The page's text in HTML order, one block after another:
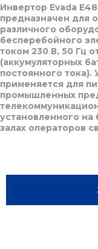
Инвертор Evada
предназначен для
различного
бесперебойного
током 230 В, 50 Гц
(аккумуляторных
постоянного
применяется для
промышленных
установленного на
залах операторов